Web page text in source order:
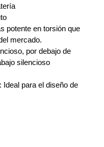
potente en torsión que
mercado.
por debajo de
silencioso
Ideal para el diseño de